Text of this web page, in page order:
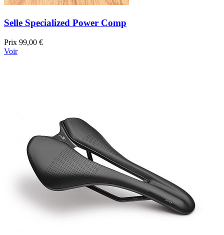
Selle Specialized Power Comp
Prix 99,00 €
Voir